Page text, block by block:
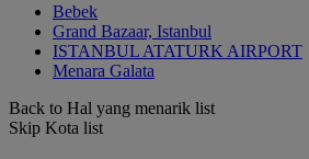
Bebek
Grand Bazaar, Istanbul
ISTANBUL ATATURK AIRPORT
Menara Galata
Back to Hal yang menarik list
Skip Kota list